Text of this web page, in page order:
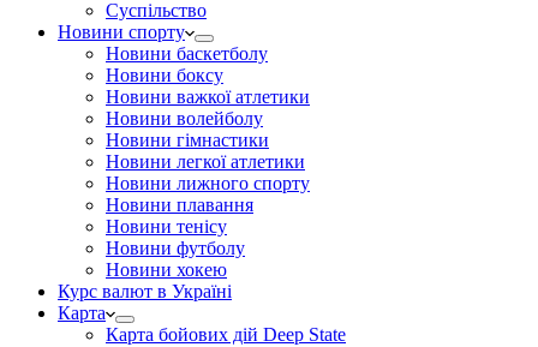
Суспільство
Новини спорту
Новини баскетболу
Новини боксу
Новини важкої атлетики
Новини волейболу
Новини гімнастики
Новини легкої атлетики
Новини лижного спорту
Новини плавання
Новини тенісу
Новини футболу
Новини хокею
Курс валют в Україні
Карта
Карта бойових дій Deep State